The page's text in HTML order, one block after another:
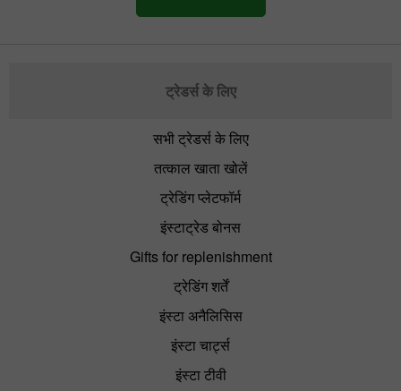
ट्रेडर्स के लिए
सभी ट्रेडर्स के लिए
तत्काल खाता खोलें
ट्रेडिंग प्लेटफॉर्म
इंस्टाट्रेड बोनस
Gifts for replenishment
ट्रेडिंग शर्तें
इंस्टा अनैलिसिस
इंस्टा चार्ट्स
इंस्टा टीवी